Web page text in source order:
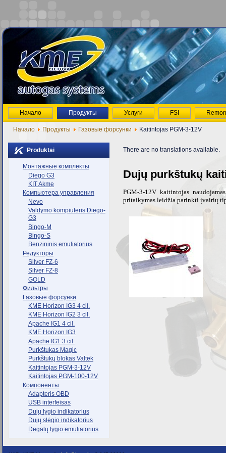
Начало Продукты Услуги FSI
Начало Продукты Газовые форсунки Kaitintojas PGM-3-12V
Produktai
Монтажные комплекты
Diego G3
KIT Akme
Компьютера управления
Nevo
Valdymo kompiuteris Diego-
G3
Bingo-M
Bingo-S
Benzininis emuliatorius
Редукторы
Silver FZ-6
Silver FZ-8
GOLD
Фильтры
Газовые форсунки
KME Horizon IG3 4 cil.
KME Horizon IG2 3 cil.
Apache IG1 4 cil.
KME Horizon IG3
Apache IG1 3 cil.
Purkštukas Magic
Purkštukų blokas Valtek
Kaitintojas PGM-3-12V
Kaitintojas PGM-100-12V
Компоненты
Adapteris OBD
USB interfeisas
Dujų lygio indikatorius
Dujų slėgio indikatorius
Degalų lygio emuliatorius
There are no translations available.
Dujų purkštukų
PGM-3-12V kaitintojas
pritaikymas leidžia parinkti įvairių